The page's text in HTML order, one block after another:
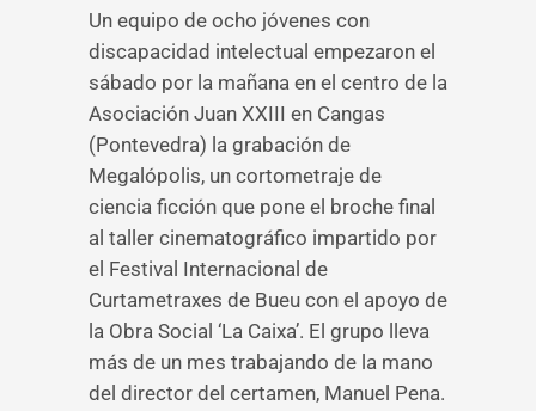
Un equipo de ocho jóvenes con
discapacidad intelectual empezaron el
sábado por la mañana en el centro de la
Asociación Juan XXIII en Cangas
(Pontevedra) la grabación de
Megalópolis, un cortometraje de
ciencia ficción que pone el broche final
al taller cinematográfico impartido por
el Festival Internacional de
Curtametraxes de Bueu con el apoyo de
la Obra Social ‘La Caixa’. El grupo lleva
más de un mes trabajando de la mano
del director del certamen, Manuel Pena.